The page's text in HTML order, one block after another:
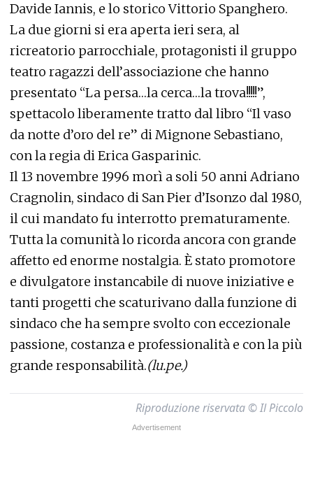
Davide Iannis, e lo storico Vittorio Spanghero.
La due giorni si era aperta ieri sera, al
ricreatorio parrocchiale, protagonisti il gruppo
teatro ragazzi dell’associazione che hanno
presentato “La persa…la cerca…la trova!!!!!”,
spettacolo liberamente tratto dal libro “Il vaso
da notte d’oro del re” di Mignone Sebastiano,
con la regia di Erica Gasparinic.
Il 13 novembre 1996 morì a soli 50 anni Adriano
Cragnolin, sindaco di San Pier d’Isonzo dal 1980,
il cui mandato fu interrotto prematuramente.
Tutta la comunità lo ricorda ancora con grande
affetto ed enorme nostalgia. È stato promotore
e divulgatore instancabile di nuove iniziative e
tanti progetti che scaturivano dalla funzione di
sindaco che ha sempre svolto con eccezionale
passione, costanza e professionalità e con la più
grande responsabilità.(lu.pe.)
Riproduzione riservata © Il Piccolo